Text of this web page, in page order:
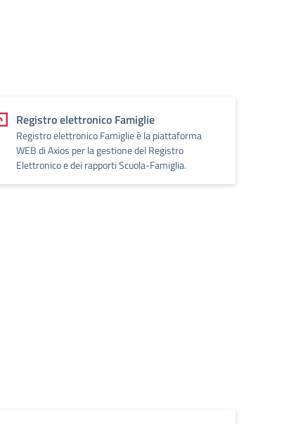
Registro elettronico Famiglie
Registro elettronico Famiglie è la piattaforma
WEB di Axios per la gestione del Registro
Elettronico e dei rapporti Scuola-Famiglia.